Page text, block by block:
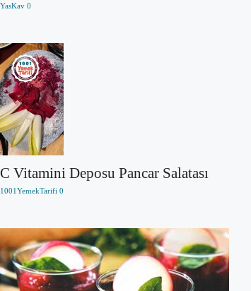
YasKav 0
C Vitamini Deposu Pancar Salatası
1001YemekTarifi 0